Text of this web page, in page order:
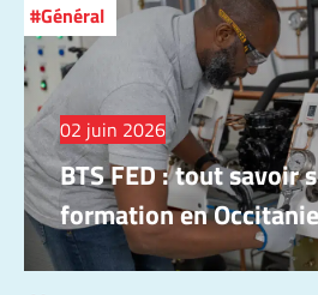
Général
02 juin 2026
BTS FED : tout savoir
formation en Occitanie